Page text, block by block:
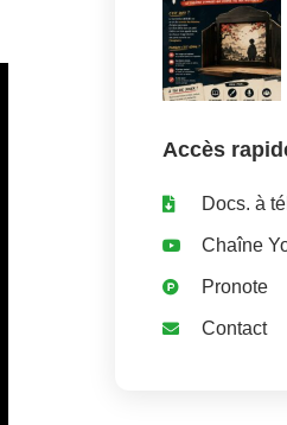
Accès
Docs. à
Chaîne
Pronote
Contact